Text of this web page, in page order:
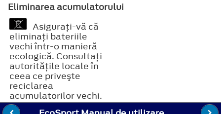
Eliminarea acumulatorului
Asiguraţi-vă că
eliminaţi bateriile
vechi într-o manieră
ecologică. Consultaţi
autorităţile locale în
ceea ce priveşte
reciclarea
acumulatorilor vechi.